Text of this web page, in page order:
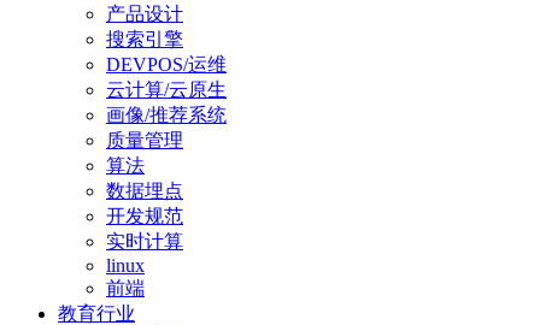
产品设计
搜索引擎
DEVPOS/运维
云计算/云原生
画像/推荐系统
质量管理
算法
数据埋点
开发规范
实时计算
linux
前端
教育行业